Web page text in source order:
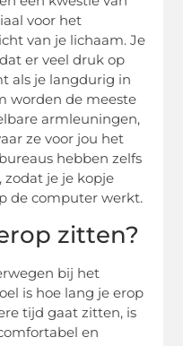
voor het
van je lichaam. Je
er veel druk op
als je langdurig in
worden de meeste
armleuningen,
ze voor jou het
hebben zelfs
je je kopje
de computer werkt.
zitten?
bij het
is hoe lang je erop
tijd gaat zitten, is
en